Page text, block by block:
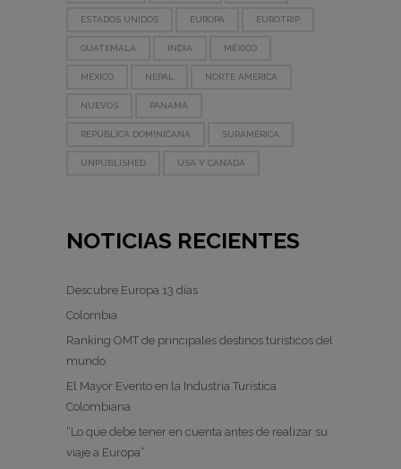
ESTADOS UNIDOS EUROPA EUROTRIP
GUATEMALA INDIA MÉXICO
MÉXICO NEPAL NORTE AMERICA
NUEVOS PANAMÁ
REPÚBLICA DOMINICANA SURAMÉRICA
UNPUBLISHED USA Y CANADÁ
NOTICIAS RECIENTES
Descubre Europa 13 días
Colombia
Ranking OMT de principales destinos turísticos del
mundo
El Mayor Evento en la Industria Turística
Colombiana
“Lo que debe tener en cuenta antes de realizar su
viaje a Europa”